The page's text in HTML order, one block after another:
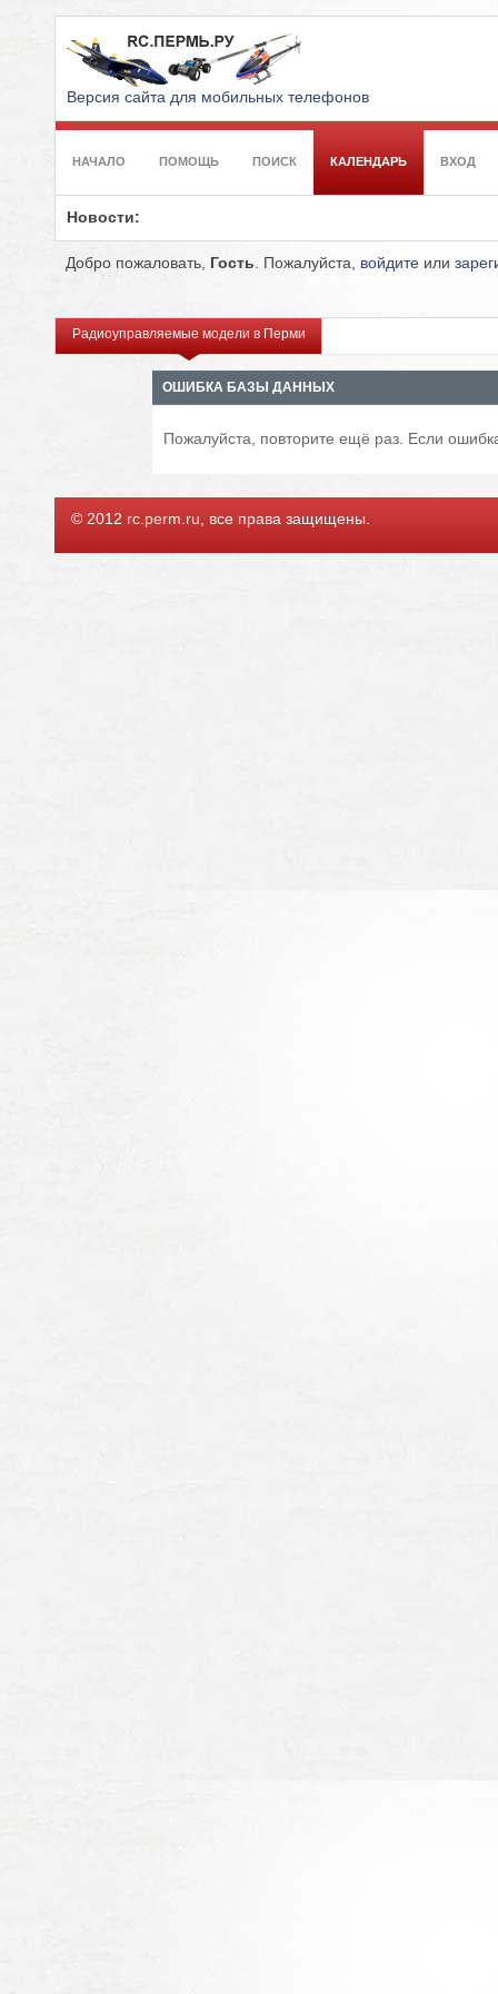
Версия сайта для мобильных телефонов
НАЧАЛО ПОМОЩЬ ПОИСК КАЛЕНДАРЬ ВХОД
Новости:
Добро пожаловать, Гость . Пожалуйста, войдите или
Радиоуправляемые модели в Перми
ОШИБКА БАЗЫ ДАННЫХ
Пожалуйста, повторите ещё раз. Если
© 2012 rc.perm.ru, все права защищены.